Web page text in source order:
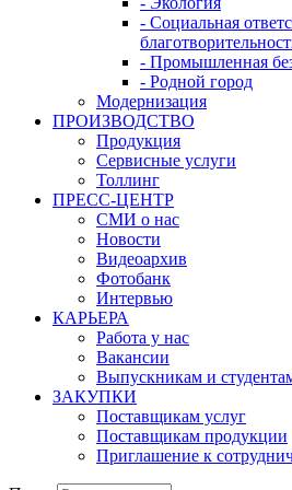
- Социальная
- Промышленная
- Родной город
Модернизация
ПРОИЗВОДСТВО
Продукция
Сервисные услуги
Толлинг
ПРЕСС-ЦЕНТР
СМИ о нас
Новости
Видеоархив
Фотобанк
Интервью
КАРЬЕРА
Работа у нас
Вакансии
Выпускникам и
ЗАКУПКИ
Поставщикам услуг
Поставщикам продукции
Приглашение к